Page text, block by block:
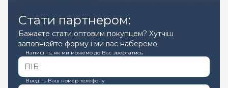
Стати партнером:
Бажаєте стати оптовим покупцем? Хутчіш
заповнюйте форму і ми вас наберемо
Напишіть, як ми можемо до Вас звертатись
Введіть Ваш номер телефону